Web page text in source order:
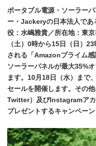
ポータブル電源・ソーラー
ー・ Jackeryの日本法人であ
役：水嶋雅貴／所在地：東京
（土） 0時から15 日（日） 23
される「 Amazonプライム
ソーラーパネルが最大35%
ます。 10月 18 日（水） まで
セールを開催し ます。その他
Twitter）及びInstagramア
プレゼントするキャンペーン